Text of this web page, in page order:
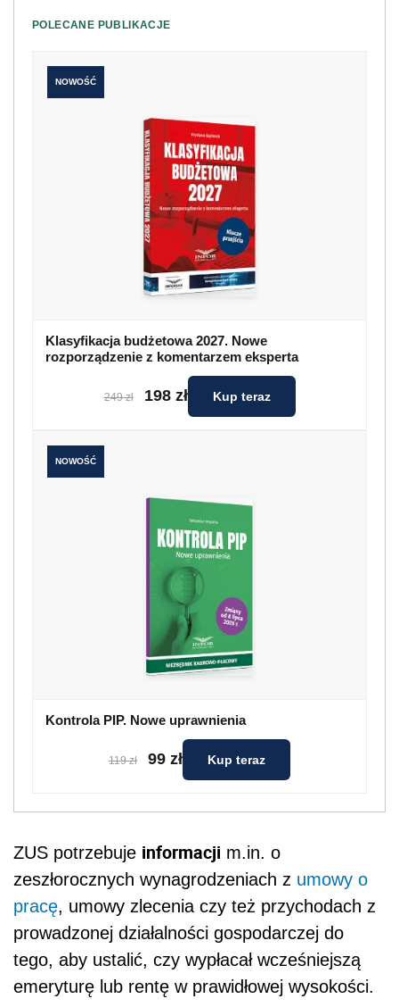
POLECANE PUBLIKACJE
NOWOŚĆ
Klasyfikacja budżetowa 2027. Nowe
rozporządzenie z komentarzem eksperta
249 zł 198 zł Kup teraz
NOWOŚĆ
Kontrola PIP. Nowe uprawnienia
119 zł 99 zł Kup teraz
ZUS potrzebuje informacji m.in. o
zeszłorocznych wynagrodzeniach z umowy o
pracę, umowy zlecenia czy też przychodach z
prowadzonej działalności gospodarczej do
tego, aby ustalić, czy wypłacał wcześniejszą
emeryturę lub rentę w prawidłowej wysokości.